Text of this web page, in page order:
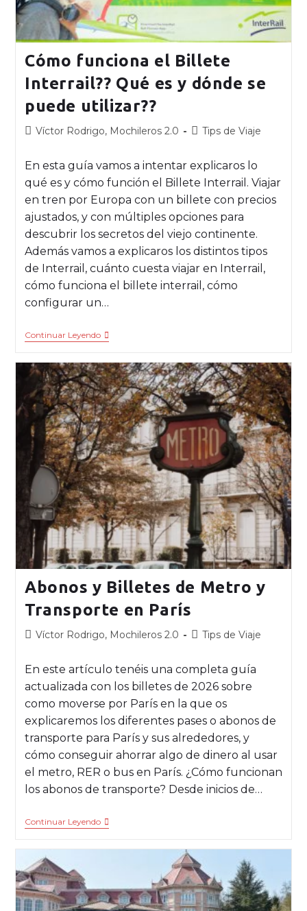
Cómo funciona el Billete
Interrail?? Qué es y dónde se
puede utilizar??
Víctor Rodrigo, Mochileros 2.0 Tips de Viaje
En esta guía vamos a intentar explicaros lo
qué es y cómo función el Billete Interrail. Viajar
en tren por Europa con un billete con precios
ajustados, y con múltiples opciones para
descubrir los secretos del viejo continente.
Además vamos a explicaros los distintos tipos
de Interrail, cuánto cuesta viajar en Interrail,
cómo funciona el billete interrail, cómo
configurar un…
Continuar Leyendo
Abonos y Billetes de Metro y
Transporte en París
Víctor Rodrigo, Mochileros 2.0 Tips de Viaje
En este artículo tenéis una completa guía
actualizada con los billetes de 2026 sobre
como moverse por París en la que os
explicaremos los diferentes pases o abonos de
transporte para París y sus alrededores, y
cómo conseguir ahorrar algo de dinero al usar
el metro, RER o bus en París. ¿Cómo funcionan
los abonos de transporte? Desde inicios de…
Continuar Leyendo